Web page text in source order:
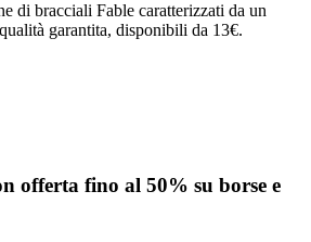
di bracciali Fable caratterizzati da un
garantita, disponibili da 13€.
offerta fino al 50% su borse e